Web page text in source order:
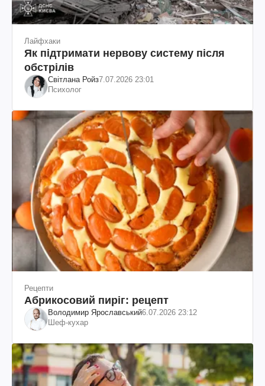
Лайфхаки
Як підтримати нервову систему після
обстрілів
Світлана Ройз7.07.2026 23:01
Психолог
Рецепти
Абрикосовий пиріг: рецепт
Володимир Ярославський6.07.2026 23:12
Шеф-кухар